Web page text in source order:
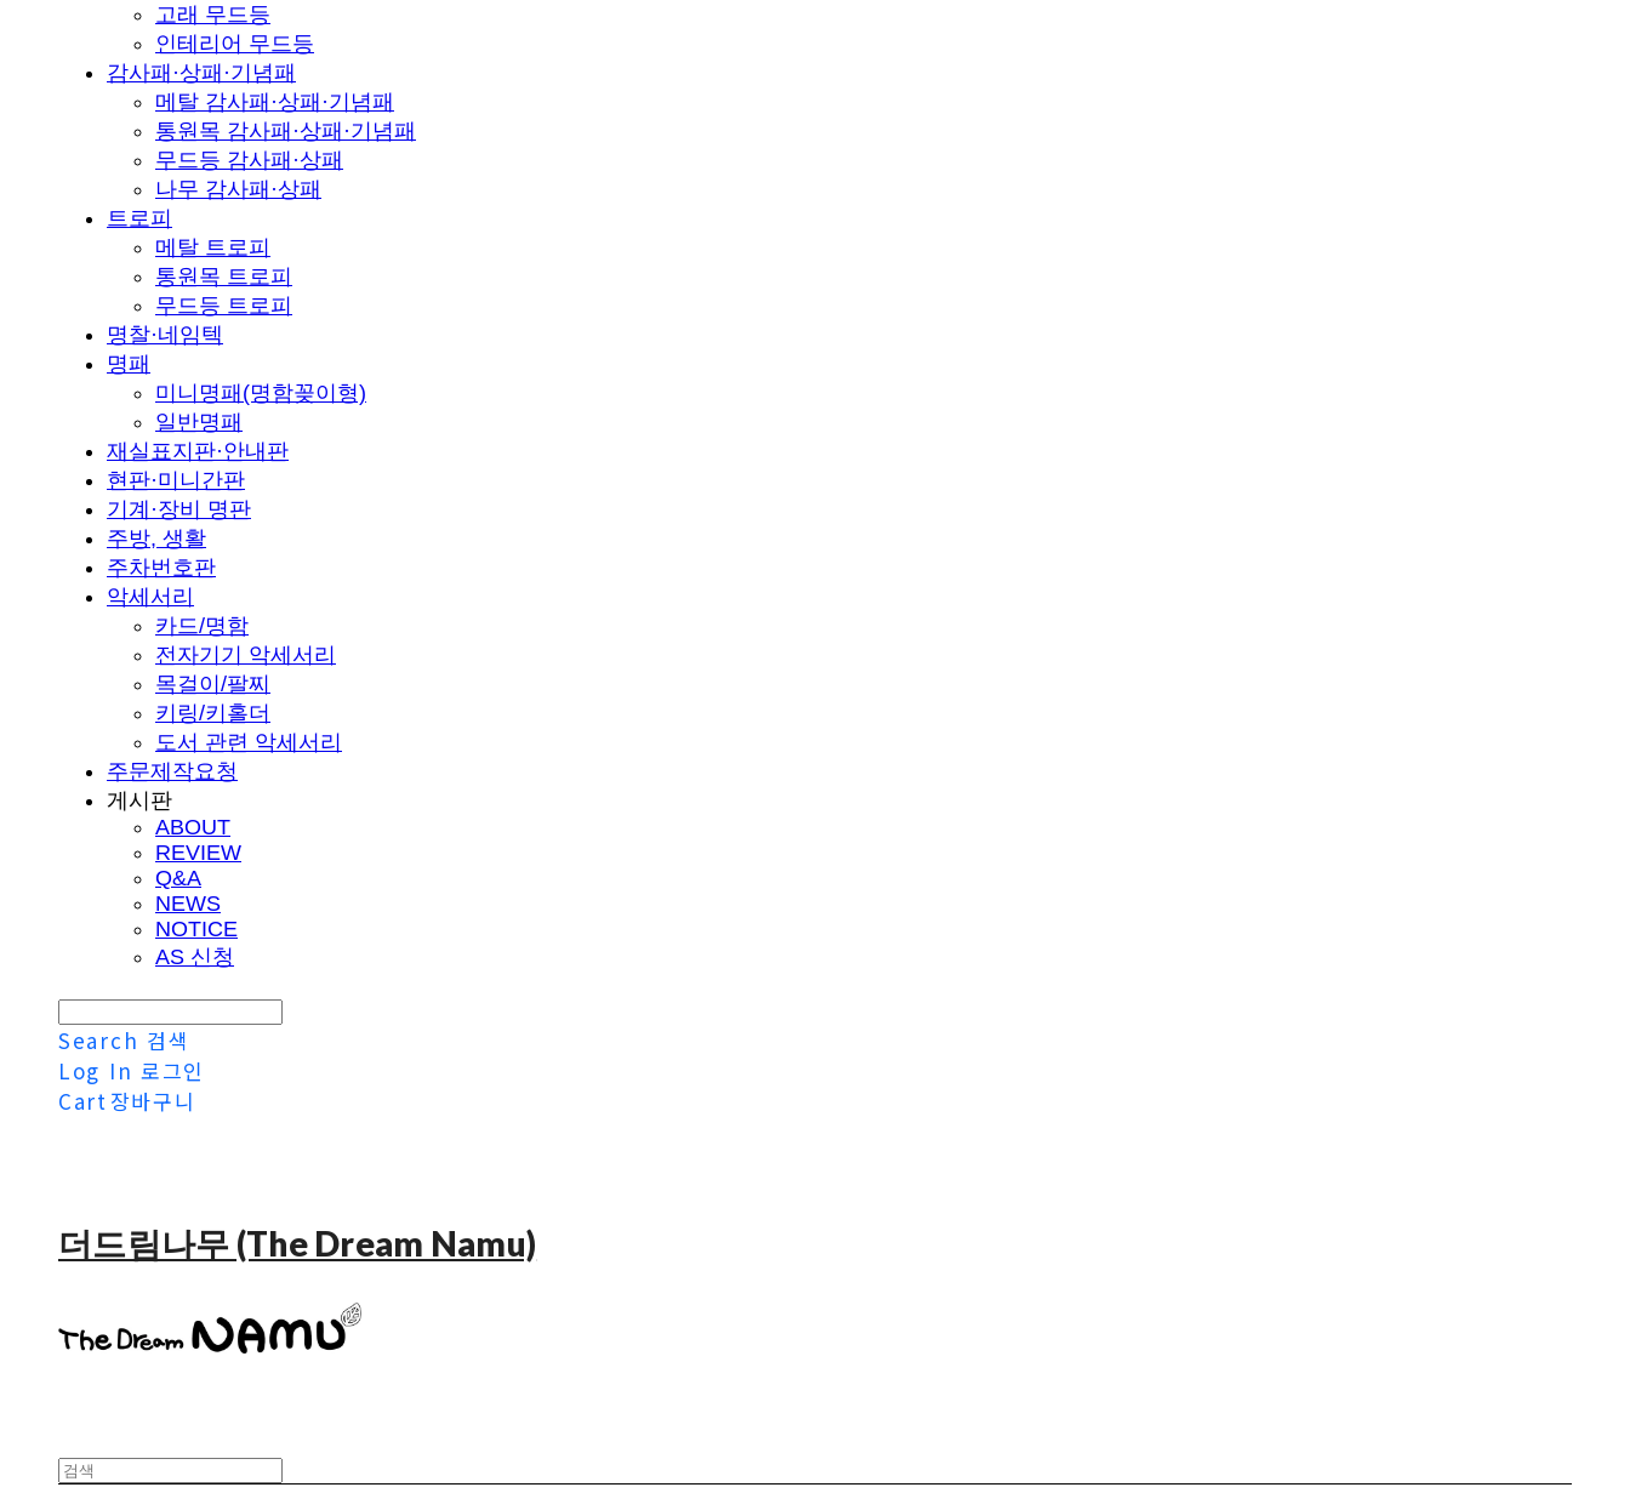
고래 무드등
인테리어 무드등
감사패·상패·기념패
메탈 감사패·상패·기념패
통원목 감사패·상패·기념패
무드등 감사패·상패
나무 감사패·상패
트로피
메탈 트로피
통원목 트로피
무드등 트로피
명찰·네임텍
명패
미니명패(명함꽂이형)
일반명패
재실표지판·안내판
현판·미니간판
기계·장비 명판
주방, 생활
주차번호판
악세서리
카드/명함
전자기기 악세서리
목걸이/팔찌
키링/키홀더
도서 관련 악세서리
주문제작요청
게시판
ABOUT
REVIEW
Q&A
NEWS
NOTICE
AS 신청
Search 검색
Log In 로그인
Cart 장바구니
더드림나무 (The Dream Namu)